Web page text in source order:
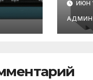
ИЮН